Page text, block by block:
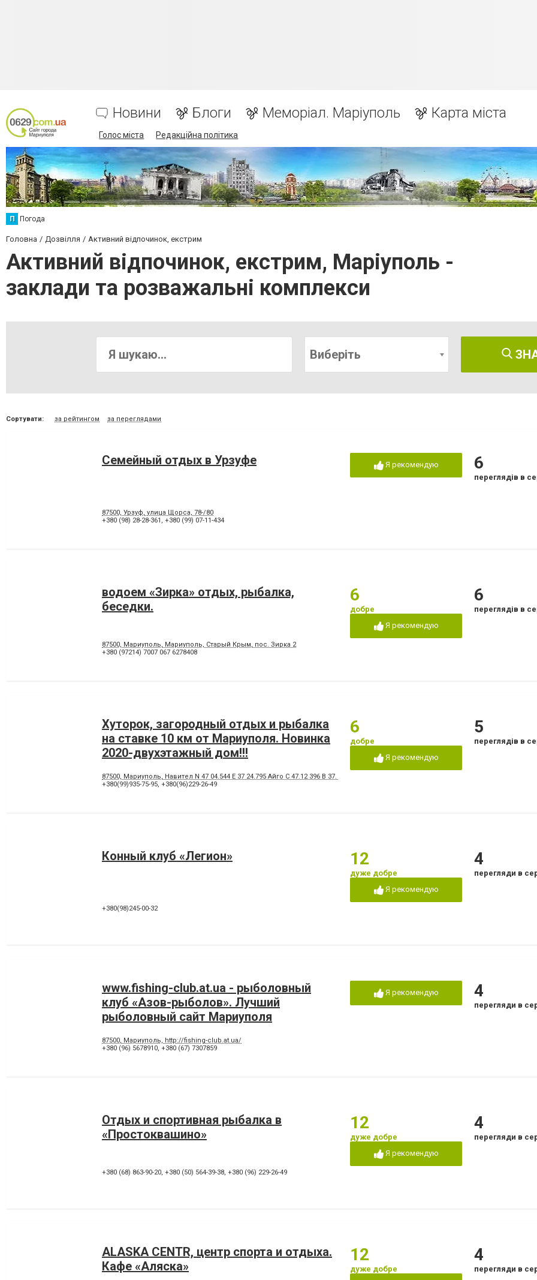
Новини Блоги Меморіал. Маріуполь Карта міста
Голос міста Редакційна політика
П Погода
Головна Дозвілля Активний відпочинок, екстрим
Активний відпочинок, екстрим, Маріуполь -
заклади та розважальні комплекси
Виберіть
Сортувати: за рейтингом за переглядами
Семейный отдых в Урзуфе
87500, Урзуф, улица Щорса, 78-/80
+380 (98) 28-28-361 , +380 (99) 07-11-434
Я рекомендую 6
переглядів в
водоем «Зирка» отдых, рыбалка,
беседки.
87500, Мариуполь, Мариуполь, Старый Крым, пос. Зирка 2
+380 (97214) 7007 067 6278408
6
добре
Я рекомендую
6
переглядів в
Хуторок, загородный отдых и рыбалка
на ставке 10 км от Мариуполя. Новинка
2020-двухэтажный дом!!!
87500, Мариуполь, Навител N 47 04.544 E 37 24.795 Айго С 47.12 396 B 37. 37 911 Сити гид N 47.12 324 E 37.37 843
+380(99)935-75-95, +380(96)229-26-49
6
добре
Я рекомендую
5
переглядів в
Конный клуб «Легион»
+380(98)245-00-32
12
дуже добре
Я рекомендую
4
перегляди в
www.fishing-club.at.ua - рыболовный
клуб «Азов-рыболов». Лучший
рыболовный сайт Мариуполя
87500, Мариуполь, http://fishing-club.at.ua/
+380 (96) 5678910, +380 (67) 7307859
Я рекомендую 4
перегляди в
Отдых и спортивная рыбалка в
«Простоквашино»
+380 (68) 863-90-20, +380 (50) 564-39-38, +380 (96) 229-26-49
12
дуже добре
Я рекомендую
4
перегляди в
ALASKA CENTR, центр спорта и отдыха.
Кафе «Аляска»
12
дуже добре
4
перегляди в